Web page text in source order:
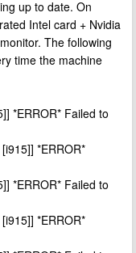
up to date. On
Intel card + Nvidia
The following
time the machine
*ERROR* Failed to
*ERROR*
*ERROR* Failed to
*ERROR*